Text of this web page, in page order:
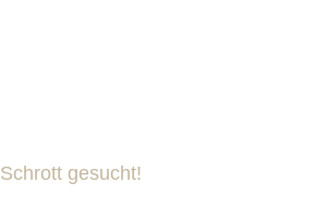
Schrott gesucht!